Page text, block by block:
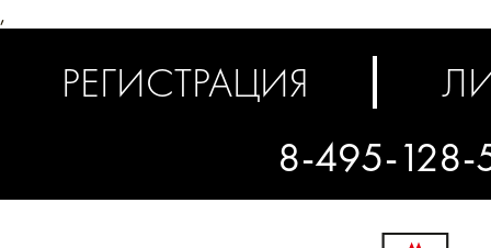
,
РЕГИСТРАЦИЯ
8-495-128-